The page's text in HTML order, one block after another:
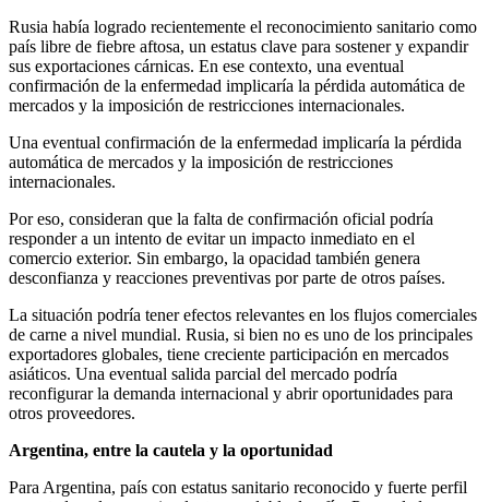
Rusia había logrado recientemente el reconocimiento sanitario como
país libre de fiebre aftosa, un estatus clave para sostener y expandir
sus exportaciones cárnicas. En ese contexto, una eventual
confirmación de la enfermedad implicaría la pérdida automática de
mercados y la imposición de restricciones internacionales.
Una eventual confirmación de la enfermedad implicaría la pérdida
automática de mercados y la imposición de restricciones
internacionales.
Por eso, consideran que la falta de confirmación oficial podría
responder a un intento de evitar un impacto inmediato en el
comercio exterior. Sin embargo, la opacidad también genera
desconfianza y reacciones preventivas por parte de otros países.
La situación podría tener efectos relevantes en los flujos comerciales
de carne a nivel mundial. Rusia, si bien no es uno de los principales
exportadores globales, tiene creciente participación en mercados
asiáticos. Una eventual salida parcial del mercado podría
reconfigurar la demanda internacional y abrir oportunidades para
otros proveedores.
Argentina, entre la cautela y la oportunidad
Para Argentina, país con estatus sanitario reconocido y fuerte perfil